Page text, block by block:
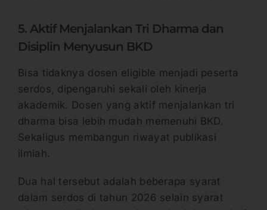
5. Aktif Menjalankan Tri Dharma dan
Disiplin Menyusun BKD
Bisa tidaknya dosen eligible menjadi peserta
serdos, dipengaruhi sekali oleh kinerja
akademik. Dosen yang aktif menjalankan tri
dharma bisa lebih mudah memenuhi BKD.
Sekaligus membangun riwayat publikasi
ilmiah.
Dua hal tersebut adalah beberapa syarat
dalam serdos di tahun 2026 selain syarat